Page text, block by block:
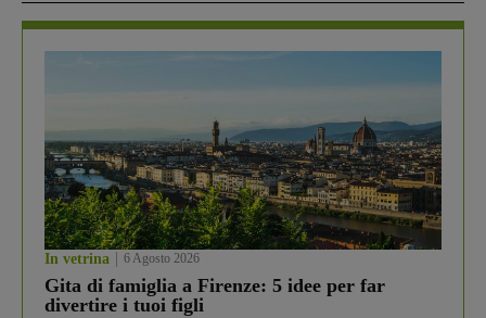
In vetrina 6 Agosto 2026
Gita di famiglia a Firenze: 5 idee per far
divertire i tuoi figli